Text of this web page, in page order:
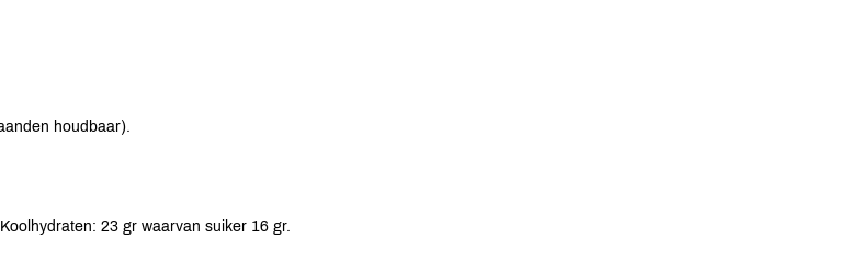
houdbaar).
23 gr waarvan suiker 16 gr.